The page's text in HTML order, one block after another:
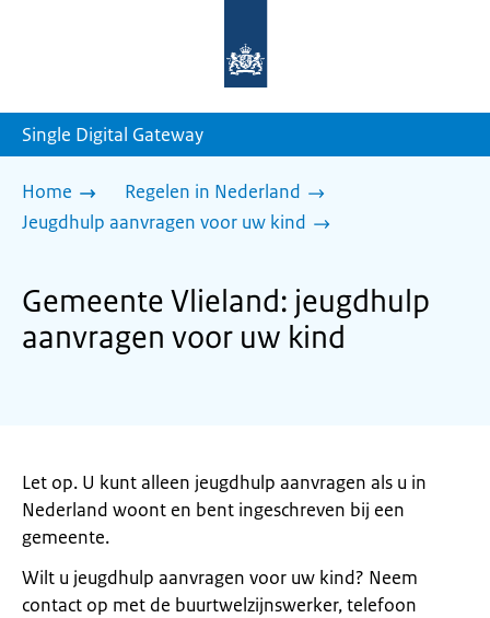
homepage
Single Digital Gateway
Home
Regelen in Nederland
Jeugdhulp aanvragen voor uw kind
Gemeente Vlieland: jeugdhulp
aanvragen voor uw kind
Let op. U kunt alleen jeugdhulp aanvragen als u in
Nederland woont en bent ingeschreven bij een
gemeente.
Wilt u jeugdhulp aanvragen voor uw kind? Neem
contact op met de buurtwelzijnswerker, telefoon